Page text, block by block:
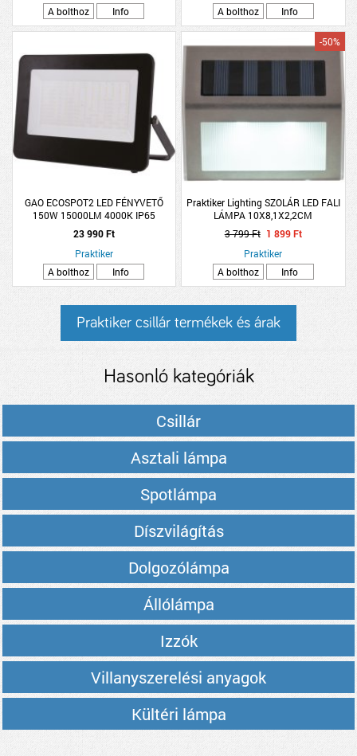
A bolthoz
Info
A bolthoz
Info
GAO ECOSPOT2 LED FÉNYVETŐ
150W 15000LM 4000K IP65
374X38X276MM 110° RA80 FEKETE
23 990 Ft
Praktiker
A bolthoz
Info
Praktiker Lighting SZOLÁR LED FALI
LÁMPA 10X8,1X2,2CM
ROZSDAMENTES ACÉL, MŰANYAG
2DB/CSOMAG
-50%
3 799 Ft 1 899 Ft
Praktiker
A bolthoz
Info
Praktiker csillár termékek és árak
Hasonló kategóriák
Csillár
Asztali lámpa
Spotlámpa
Díszvilágítás
Dolgozólámpa
Állólámpa
Izzók
Villanyszerelési anyagok
Kültéri lámpa